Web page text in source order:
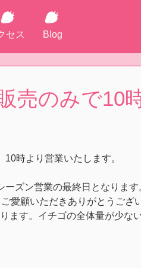
セス Blog
売のみで10
時より営業いたします。
ズン営業の最終日となります
愛顧いただきありがとうござ
ます。イチゴの全体量が少な